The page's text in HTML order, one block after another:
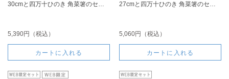
30cmと四万十ひのき 角菜箸のセッ
5,390円（税込）
カートに入れる
27cmと四万十ひのき 角菜箸のセッ
5,060円（税込）
カートに入れる